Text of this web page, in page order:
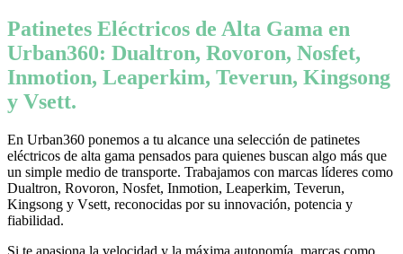
Patinetes Eléctricos de Alta Gama en
Urban360: Dualtron, Rovoron, Nosfet,
Inmotion, Leaperkim, Teverun, Kingsong
y Vsett.
En Urban360 ponemos a tu alcance una selección de patinetes
eléctricos de alta gama pensados para quienes buscan algo más que
un simple medio de transporte. Trabajamos con marcas líderes como
Dualtron, Rovoron, Nosfet, Inmotion, Leaperkim, Teverun,
Kingsong y Vsett, reconocidas por su innovación, potencia y
fiabilidad.
Si te apasiona la velocidad y la máxima autonomía, marcas como